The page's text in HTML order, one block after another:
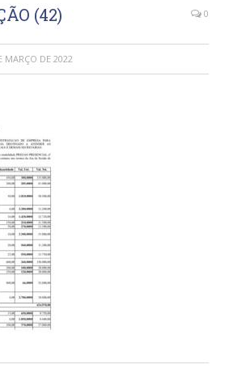
(42) 0
MARÇO DE 2022